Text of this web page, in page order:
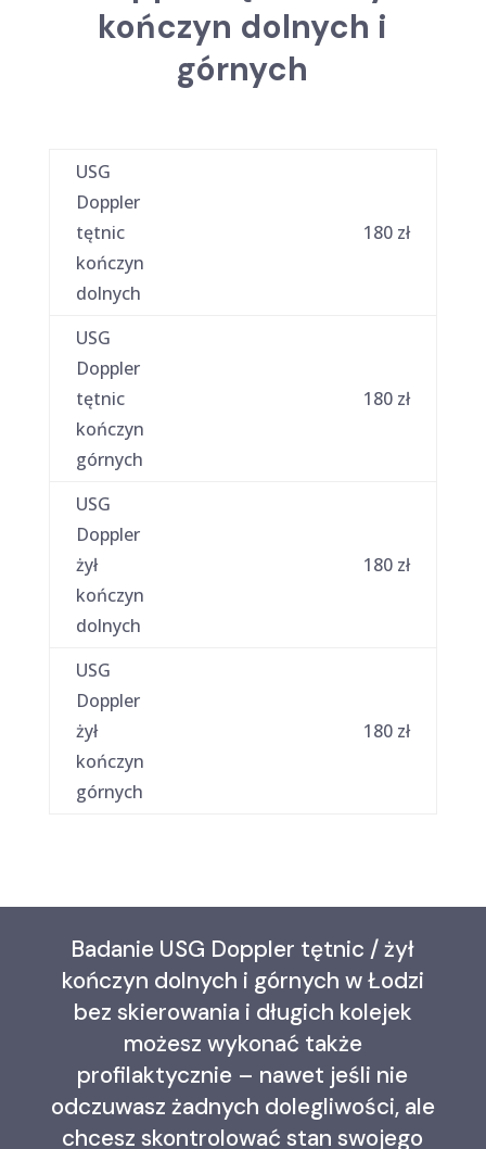
kończyn dolnych i
górnych
USG
Doppler
tętnic
kończyn
dolnych
180 zł
USG
Doppler
tętnic
kończyn
górnych
180 zł
USG
Doppler
żył
kończyn
dolnych
180 zł
USG
Doppler
żył
kończyn
górnych
180 zł
Badanie USG Doppler tętnic / żył
kończyn dolnych i górnych w Łodzi
bez skierowania i długich kolejek
możesz wykonać także
profilaktycznie – nawet jeśli nie
odczuwasz żadnych dolegliwości, ale
chcesz skontrolować stan swojego